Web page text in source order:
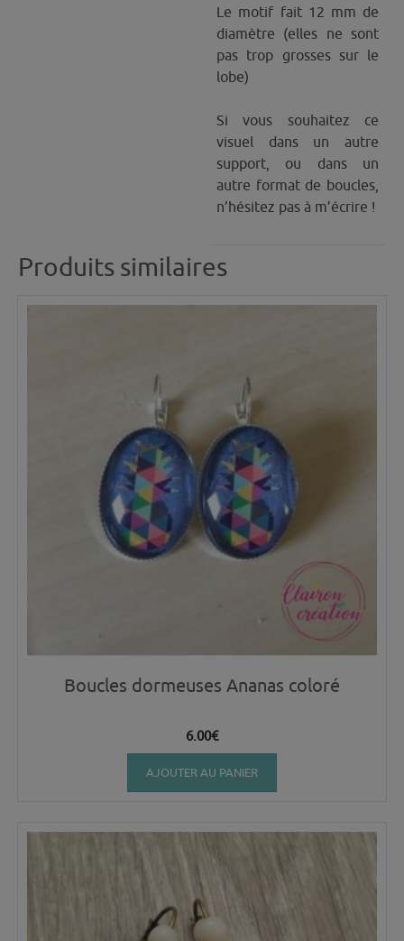
Le motif fait 12 mm de
diamètre (elles ne sont
pas trop grosses sur le
lobe)
Si vous souhaitez ce
visuel dans un autre
support, ou dans un
autre format de boucles,
n’hésitez pas à m’écrire !
Produits similaires
Boucles dormeuses Ananas coloré
6.00€
AJOUTER AU PANIER